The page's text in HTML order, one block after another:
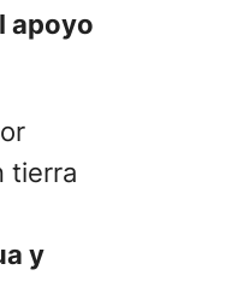
apoyo
tierra
y